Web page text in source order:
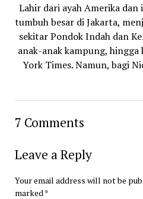
Lahir dari ayah Amerika dan
tumbuh besar di Jakarta,
sekitar Pondok Indah dan
anak-anak kampung,
York Times. Namun, bagi
7 Comments
Leave a Reply
Your email address will not be
marked*